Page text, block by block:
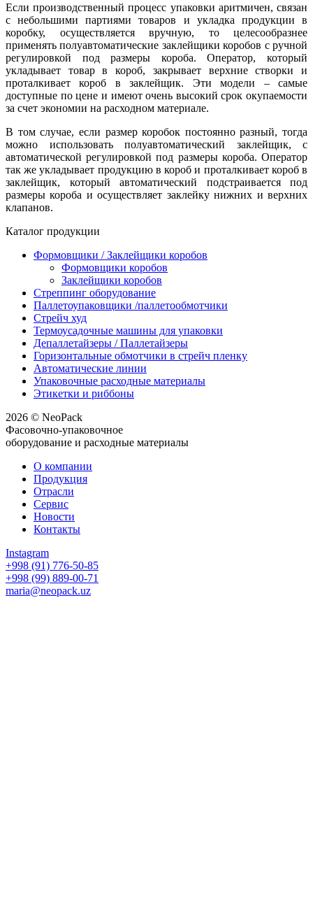
Если производственный процесс упаковки аритмичен, связан
с небольшими партиями товаров и укладка продукции в
коробку, осуществляется вручную, то целесообразнее
применять полуавтоматические заклейщики коробов с ручной
регулировкой под размеры короба. Оператор, который
укладывает товар в короб, закрывает верхние створки и
проталкивает короб в заклейщик. Эти модели – самые
доступные по цене и имеют очень высокий срок окупаемости
за счет экономии на расходном материале.
В том случае, если размер коробок постоянно разный, тогда
можно использовать полуавтоматический заклейщик, с
автоматической регулировкой под размеры короба. Оператор
так же укладывает продукцию в короб и проталкивает короб в
заклейщик, который автоматический подстраивается под
размеры короба и осуществляет заклейку нижних и верхних
клапанов.
Каталог продукции
Формовщики / Заклейщики коробов
Формовщики коробов
Заклейщики коробов
Стреппинг оборудование
Паллетоупаковщики /паллетообмотчики
Стрейч худ
Термоусадочные машины для упаковки
Депаллетайзеры / Паллетайзеры
Горизонтальные обмотчики в стрейч пленку
Автоматические линии
Упаковочные расходные материалы
Этикетки и риббоны
2026 © NeoPack
Фасовочно-упаковочное
оборудование и расходные материалы
О компании
Продукция
Отрасли
Сервис
Новости
Контакты
Instagram
+998 (91) 776-50-85
+998 (99) 889-00-71
maria@neopack.uz